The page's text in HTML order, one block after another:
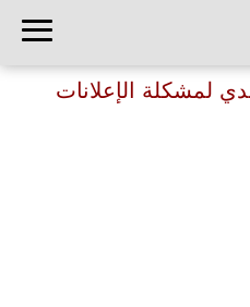
لمشكلة الإعلانات